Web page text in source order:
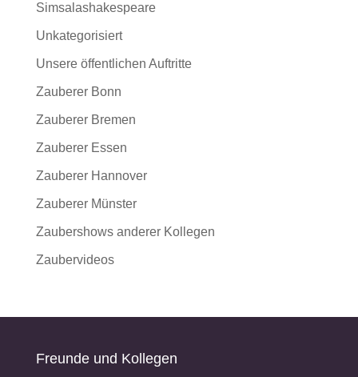
Simsalashakespeare
Unkategorisiert
Unsere öffentlichen Auftritte
Zauberer Bonn
Zauberer Bremen
Zauberer Essen
Zauberer Hannover
Zauberer Münster
Zaubershows anderer Kollegen
Zaubervideos
Freunde und Kollegen